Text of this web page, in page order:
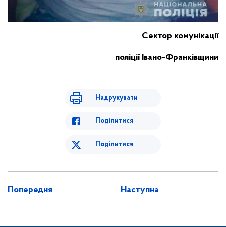
Сектор комунікації
поліції Івано-Франківщини
Надрукувати
Поділитися
Поділитися
Попередня Наступна